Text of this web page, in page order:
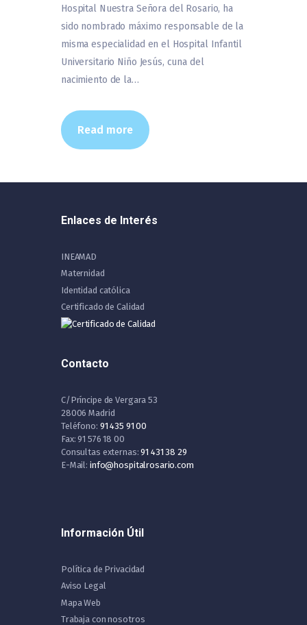
Hospital Nuestra Señora del Rosario, ha
sido nombrado máximo responsable de la
misma especialidad en el Hospital Infantil
Universitario Niño Jesús, cuna del
nacimiento de la…
Read more
Enlaces de Interés
INEAMAD
Maternidad
Identidad católica
Certificado de Calidad
Contacto
C/Príncipe de Vergara 53
28006 Madrid
Teléfono: 91 435 91 00
Fax: 91 576 18 00
Consultas externas:91 431 38 29
E-Mail: info@hospitalrosario.com
Información Útil
Política de Privacidad
Aviso Legal
Mapa Web
Trabaja con nosotros